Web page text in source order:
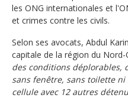
les ONG internationales et
et crimes contre les civils.
Selon ses avocats, Abdul
capitale de la région du
des conditions déplorables,
sans fenêtre, sans toilette ni
cellule avec 12 autres